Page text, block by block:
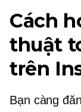
Cách
thuật
trên
Bạn càng